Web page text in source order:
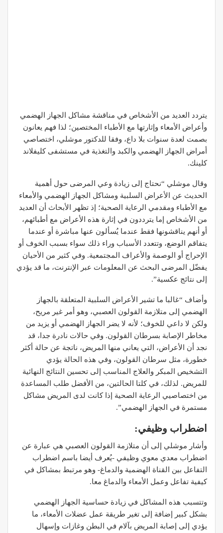
يتردد العديد من الأشخاص في مناقشة ‫مشاكل الجهاز الهضمي
وأعراض الأمعاء وإثارتها مع الأطباء المختصين؛ لذا ‫فهم يعانون
بصمت لعدة سنوات بلا داع، وفقا للدكتور موشلي، اختصاصي
‫أمراض الجهاز الهضمي والكبد والتغذية في مستشفى كليفلاند
كلينك.
‫وقال موشلي “نحتاج إلى زيادة وعي المرضى حول أهمية
الحديث عن ‫الأعراض السلبية ومشاكل الجهاز الهضمي والأمعاء
مع الأطباء ومقدمي ‫الرعاية الصحية؛ إذ تظهر الأبحاث أن العديد
من الأشخاص إما يترددون في ‫إثارة هذه الأعراض مع أطبائهم،
أو أنهم يناقشونها فقط عندما يُسألون ‫عنها مباشرة أو عندما
يتفاقم الوضع، وتتعدد الأسباب وراء ذلك سواء بسبب ‫الخوف أو
الإحراج أو الوصمة والأعراف المجتمعية. وفي كثير من الأحيان
‫يفضّل المرضى البحث عن المعلومات عبر الإنترنت، ما قد يؤدي
إلى نتائج ‫عكسية”.
‫وأضاف “غالبا ما تشير الأعراض السلبية المتعلقة بالجهاز
‫الهضمي إلى متلازمة القولون العصبي، وهو أمر غير مريح،
ولكن لا داعي ‫للخوف؛ لأنه لا يضر الجهاز الهضمي أو يزيد من
مخاطر الإصابة بسرطان ‫القولون. وفي حالات نادرة جدا، قد
نجد أن الأعراض، التي يعاني منها ‫المريض، ناتجة عن حالة أكثر
خطورة، مثل سرطان القولون، وفي هذه الحالة ‫يؤدي
التشخيص المبكر والعلاج المناسب إلى تحسين النتائج النهائية
‫للمريض. لذلك، في كلتا الحالتين، من الأفضل طلب المساعدة
من اختصاصيي ‫الرعاية الصحية إذا كانت لدى المريض مشاكل
مستمرة في الجهاز الهضمي”.
‫اضطراب وظيفي:
‫وأشار موشلي إلى أن متلازمة القولون العصبي هي عبارة عن
اضطراب معدي ‫معوي وظيفي -يُعرف أيضا باسم اضطراب
التفاعل بين القناة الهضمية ‫والدماغ- وهو مرتبط بمشاكل في
كيفية تفاعل وعمل الأمعاء والدماغ معا.
‫وتتسبب هذه المشاكل في زيادة حساسية الجهاز الهضمي
بشكل كبير إضافة إلى تغير طريقة عمل عضلات الأمعاء، ما
يؤدي إلى إصابة المريض بآلام في البطن ‫وغازات وإسهال